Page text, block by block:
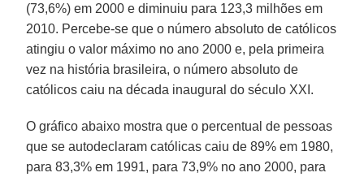
(73,6%) em 2000 e diminuiu para 123,3 milhões em
2010. Percebe-se que o número absoluto de católicos
atingiu o valor máximo no ano 2000 e, pela primeira
vez na história brasileira, o número absoluto de
católicos caiu na década inaugural do século XXI.
O gráfico abaixo mostra que o percentual de pessoas
que se autodeclaram católicas caiu de 89% em 1980,
para 83,3% em 1991, para 73,9% no ano 2000, para